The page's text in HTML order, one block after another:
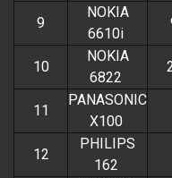
9
NOKIA
6610i
10
NOKIA
6822
11
PANASONIC
X100
12
PHILIPS
162